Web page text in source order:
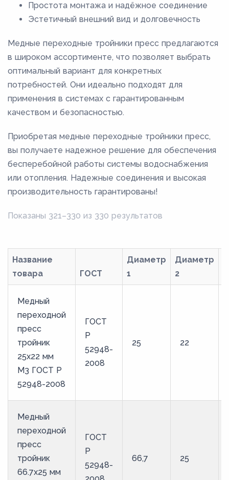
Простота монтажа и надёжное соединение
Эстетичный внешний вид и долговечность
Медные переходные тройники пресс предлагаются
в широком ассортименте, что позволяет выбрать
оптимальный вариант для конкретных
потребностей. Они идеально подходят для
применения в системах с гарантированным
качеством и безопасностью.
Приобретая медные переходные тройники пресс,
вы получаете надежное решение для обеспечения
бесперебойной работы системы водоснабжения
или отопления. Надежные соединения и высокая
производительность гарантированы!
Показаны 321–330 из 330 результатов
Название
товара
ГОСТ
Диаметр
1
Диаметр
2
Медный
переходной
пресс
тройник
25х22 мм
М3 ГОСТ Р
52948-2008
ГОСТ
Р
52948-
2008
25 22
Медный
переходной
пресс
тройник
66.7х25 мм
ГОСТ
Р
52948-
66,7 25